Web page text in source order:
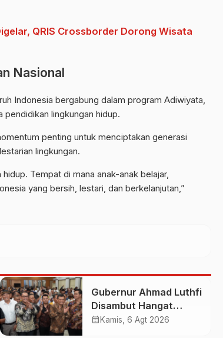
QRIS Crossborder Dorong Wisata
Nasional
Indonesia bergabung dalam program Adiwiyata,
pendidikan lingkungan hidup.
penting untuk menciptakan generasi
lingkungan.
Tempat di mana anak-anak belajar,
yang bersih, lestari, dan berkelanjutan,”
Gubernur Ahmad Luthfi
Disambut Hangat
Warga Jateng di
calendar_month Kamis, 6 Agt 2026